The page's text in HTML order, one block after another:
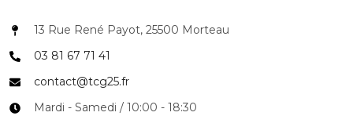
13 Rue René Payot, 25500 Morteau
03 81 67 71 41
contact@tcg25.fr
Mardi - Samedi / 10:00 - 18:30